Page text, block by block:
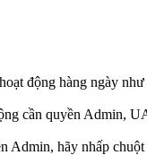
động hàng ngày
cần quyền Admin,
Admin, hãy nhấp